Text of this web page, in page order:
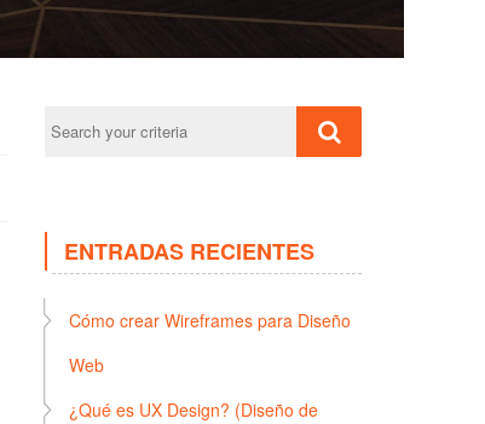
ENTRADAS RECIENTES
Cómo crear Wireframes para Diseño
Web
¿Qué es UX Design? (Diseño de